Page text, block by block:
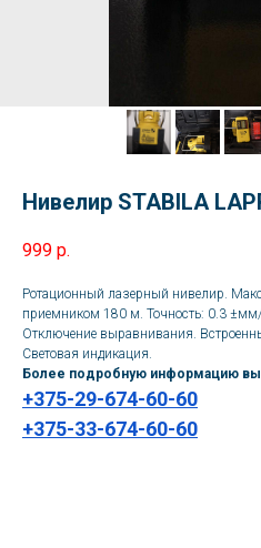
Нивелир STABILA
999 р.
Ротационный лазерный нивелир.
приемником 180 м. Точность: 0.3
Отключение выравнивания.
Световая индикация.
Более подробную информацию
+375-29-674-60-60
+375-33-674-60-60